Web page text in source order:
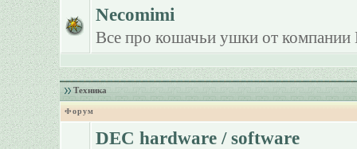
Necomimi
Все про кошачьи ушки от компании
Техника
Форум
DEC hardware / software